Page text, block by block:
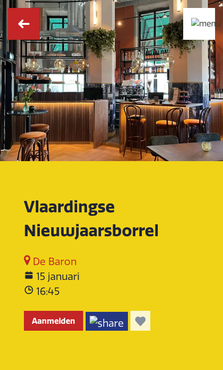
Vlaardingse
Nieuwjaarsborrel
De Baron
15 januari
16:45
Aanmelden